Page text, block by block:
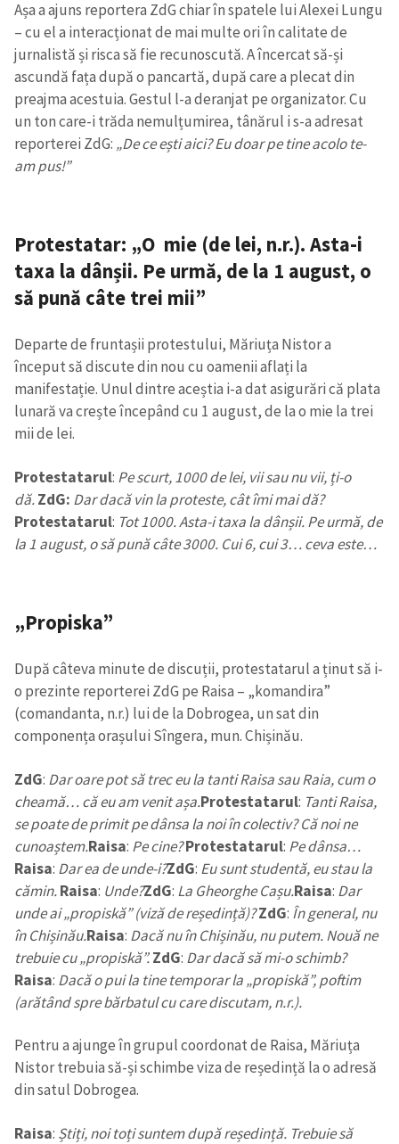
Așa a ajuns reportera ZdG chiar în spatele lui Alexei Lungu
– cu el a interacționat de mai multe ori în calitate de
jurnalistă și risca să fie recunoscută. A încercat să-și
ascundă fața după o pancartă, după care a plecat din
preajma acestuia. Gestul l-a deranjat pe organizator. Cu
un ton care-i trăda nemulțumirea, tânărul i s-a adresat
reporterei ZdG: „De ce ești aici? Eu doar pe tine acolo te-
am pus!”
Protestatar: „O mie (de lei, n.r.). Asta-i
taxa la dânșii. Pe urmă, de la 1 august, o
să pună câte trei mii”
Departe de fruntașii protestului, Măriuța Nistor a
început să discute din nou cu oamenii aflați la
manifestație. Unul dintre aceștia i-a dat asigurări că plata
lunară va crește începând cu 1 august, de la o mie la trei
mii de lei.
Protestatarul: Pe scurt, 1000 de lei, vii sau nu vii, ți-o
dă.ZdG: Dar dacă vin la proteste, cât îmi mai dă?
Protestatarul: Tot 1000. Asta-i taxa la dânșii. Pe urmă, de
la 1 august, o să pună câte 3000. Cui 6, cui 3… ceva este…
„Propiska”
După câteva minute de discuții, protestatarul a ținut să i-
o prezinte reporterei ZdG pe Raisa – „komandira”
(comandanta, n.r.) lui de la Dobrogea, un sat din
componența orașului Sîngera, mun. Chișinău.
ZdG: Dar oare pot să trec eu la tanti Raisa sau Raia, cum o
cheamă… că eu am venit așa.Protestatarul: Tanti Raisa,
se poate de primit pe dânsa la noi în colectiv? Că noi ne
cunoaștem.Raisa: Pe cine?Protestatarul: Pe dânsa…
Raisa: Dar ea de unde-i?ZdG: Eu sunt studentă, eu stau la
cămin.Raisa: Unde?ZdG: La Gheorghe Cașu.Raisa: Dar
unde ai „propiskă” (viză de reședință)?ZdG: În general, nu
în Chișinău.Raisa: Dacă nu în Chișinău, nu putem. Nouă ne
trebuie cu „propiskă”.ZdG: Dar dacă să mi-o schimb?
Raisa: Dacă o pui la tine temporar la „propiskă”, poftim
(arătând spre bărbatul cu care discutam, n.r.).
Pentru a ajunge în grupul coordonat de Raisa, Măriuța
Nistor trebuia să-și schimbe viza de reședință la o adresă
din satul Dobrogea.
Raisa: Știți, noi toți suntem după reședință. Trebuie să
CONTACT SURSĂ
Sursă anonimă
Am citit și sunt de
acord cu politica de
confidențialitate.